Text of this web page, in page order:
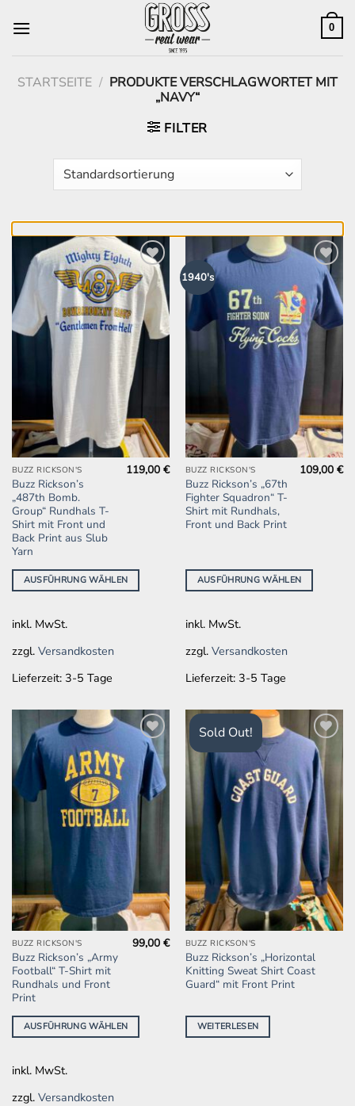
Inhalt
0
STARTSEITE / PRODUKTE VERSCHLAGWORTET MIT
„NAVY“
FILTER
Zur
Wunschliste
hinzufügen
BUZZ RICKSON'S
Buzz Rickson’s
„487th Bomb.
Group“ Rundhals T-
Shirt mit Front und
Back Print aus Slub
Yarn
119,00€
AUSFÜHRUNG WÄHLEN
Dieses
Produkt
weist
mehrere
Varianten
auf.
Die
Optionen
auf
Produktseite
gewählt
inkl. MwSt.
zzgl. Versandkosten
Lieferzeit: 3-5 Tage
1940's
Wunschliste
hinzufügen
BUZZ RICKSON'S
Buzz Rickson’s „67th
Fighter Squadron“ T-
Shirt mit Rundhals,
Front und Back Print
109,00€
AUSFÜHRUNG WÄHLEN
Dieses
Produkt
weist
mehrere
Die
Optionen
auf
Produktseite
gewählt
inkl. MwSt.
zzgl. Versandkosten
Lieferzeit: 3-5 Tage
Wunschliste
hinzufügen
BUZZ RICKSON'S
Buzz Rickson’s „Army
Football“ T-Shirt mit
Rundhals und Front
Print
99,00€
AUSFÜHRUNG WÄHLEN
Dieses
Produkt
weist
mehrere
Varianten
auf.
Optionen
können
auf
inkl. MwSt.
zzgl. Versandkosten
Sold Out!
Zur
Wunschliste
hinzufügen
BUZZ RICKSON'S
Buzz Rickson’s „Horizontal
Knitting Sweat Shirt Coast
Guard“ mit Front Print
WEITERLESEN